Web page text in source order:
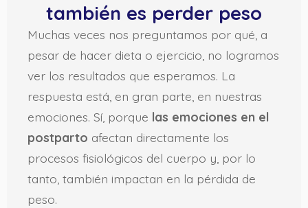
también es perder peso
Muchas veces nos preguntamos por qué, a
pesar de hacer dieta o ejercicio, no logramos
ver los resultados que esperamos. La
respuesta está, en gran parte, en nuestras
emociones. Sí, porque las emociones en el
postparto afectan directamente los
procesos fisiológicos del cuerpo y, por lo
tanto, también impactan en la pérdida de
peso.